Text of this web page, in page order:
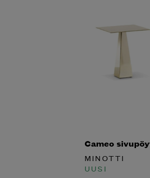
Cameo
UUSI